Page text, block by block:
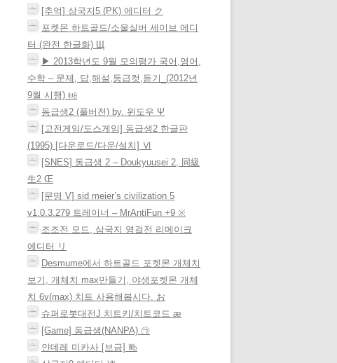
[추억] 삼국지5 (PK) 에디터 ク
포켓몬 하트골드/소울실버 세이브 에디
터 (완전 한글화) Щ
▶ 2013학년도 9월 모의평가 국어,영어,
수학 – 문제, 답,해설,등급컷,듣기_(2012년
9월 시행) ㈓
동급생2 (풀버전) by. 윈도우 Ψ
[고전게임/도스게임] 동급생2 한글판
(1995) [다운로드/다운/설치] Ⅵ
[SNES] 동급생 2 – Doukyuusei 2, 同級
生2 Œ
[문명 V] sid meier’s civilization 5
v1.0.3.279 트레이너 – MrAntiFun +9 ※
조조전 모드, 삼국지 영걸전 리메이크
에디터 リ
Desmume에서 하트골드 포켓몬 개체치
보기, 개체치 max만들기, 야생포켓몬 개체
치 6v(max) 치트 사용해봅시다. お
슈퍼로봇대전J 치트키/치트코드 æ
[Game] 동급생(NANPA) ㉠
얀데레 미카사 [브금] ㏝